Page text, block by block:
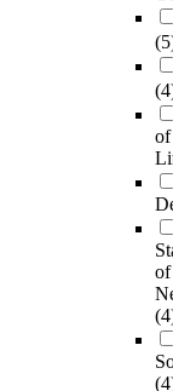
of
of